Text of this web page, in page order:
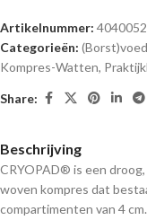
Artikelnummer:
Categorieën:
Kompres-Watten,
Share:
Beschrijving
CRYOPAD® is een
woven kompres dat
compartimenten van 4